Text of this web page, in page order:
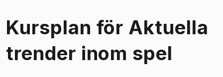
Kursplan för Aktuella
trender inom spel